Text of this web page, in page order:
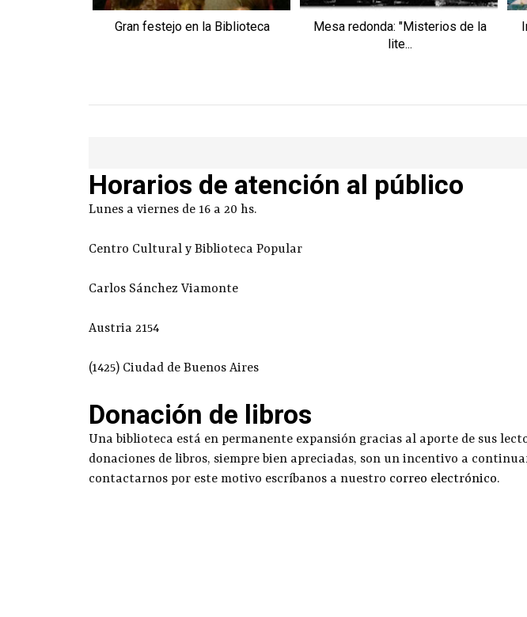
Gran festejo en la Biblioteca
Mesa redonda: "Misterios de la
lite...
Horarios de atención al público
Lunes a viernes de 16 a 20 hs.
Centro Cultural y Biblioteca Popular
Carlos Sánchez Viamonte
Austria 2154
(1425) Ciudad de Buenos Aires
Donación de libros
Una biblioteca está en permanente expansión gracias al aporte de sus
donaciones de libros, siempre bien apreciadas, son un incentivo a
contactarnos por este motivo escríbanos a nuestro correo electrónico.